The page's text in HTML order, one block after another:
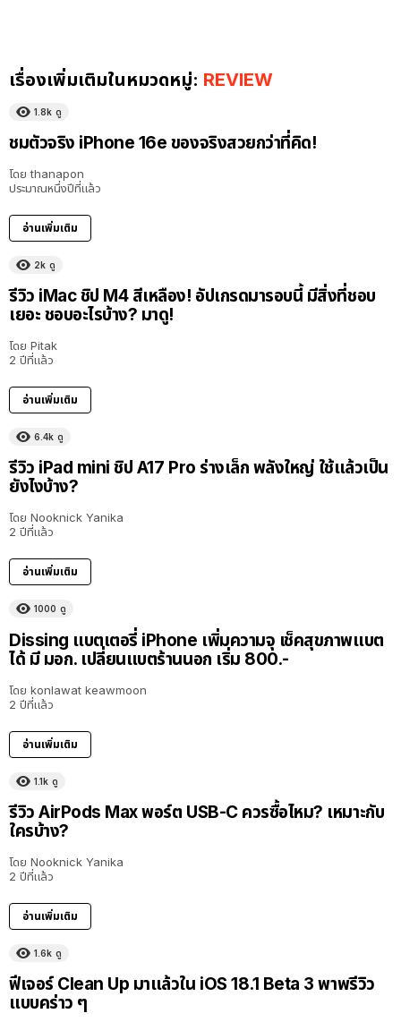
เรื่องเพิ่มเติมในหมวดหมู่: REVIEW
1.8k ดู
ชมตัวจริง iPhone 16e ของจริงสวยกว่าที่คิด!
โดย thanapon
ประมาณหนึ่งปีที่แล้ว
อ่านเพิ่มเติม
2k ดู
รีวิว iMac ชิป M4 สีเหลือง! อัปเกรดมารอบนี้ มีสิ่งที่ชอบ
เยอะ ชอบอะไรบ้าง? มาดู!
โดย Pitak
2 ปีที่แล้ว
อ่านเพิ่มเติม
6.4k ดู
รีวิว iPad mini ชิป A17 Pro ร่างเล็ก พลังใหญ่ ใช้แล้วเป็น
ยังไงบ้าง?
โดย Nooknick Yanika
2 ปีที่แล้ว
อ่านเพิ่มเติม
1000 ดู
Dissing แบตเตอรี่ iPhone เพิ่มความจุ เช็คสุขภาพแบต
ได้ มี มอก. เปลี่ยนแบตร้านนอก เริ่ม 800.-
โดย konlawat keawmoon
2 ปีที่แล้ว
อ่านเพิ่มเติม
1.1k ดู
รีวิว AirPods Max พอร์ต USB-C ควรซื้อไหม? เหมาะกับ
ใครบ้าง?
โดย Nooknick Yanika
2 ปีที่แล้ว
อ่านเพิ่มเติม
1.6k ดู
ฟีเจอร์ Clean Up มาแล้วใน iOS 18.1 Beta 3 พาพรีวิว
แบบคร่าว ๆ